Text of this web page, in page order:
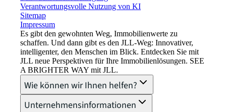
Verantwortungsvolle Nutzung von KI
Sitemap
Impressum​
Es gibt den gewohnten Weg, Immobilienwerte zu
schaffen. Und dann gibt es den JLL-Weg: Innovativer,
intelligenter, den Menschen im Blick. Entdecken Sie mit
JLL neue Perspektiven für Ihre Immobilienlösungen. SEE
A BRIGHTER WAY mit JLL.
Wie können wir Ihnen helfen?
Unternehmensinformationen